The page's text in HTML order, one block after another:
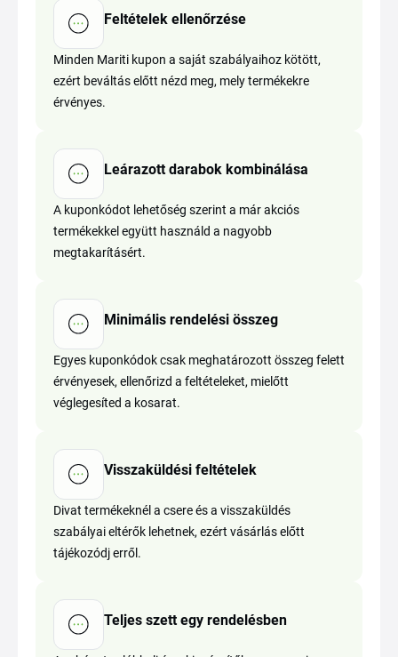
Feltételek ellenőrzése
Minden Mariti kupon a saját szabályaihoz kötött,
ezért beváltás előtt nézd meg, mely termékekre
érvényes.
Leárazott darabok kombinálása
A kuponkódot lehetőség szerint a már akciós
termékekkel együtt használd a nagyobb
megtakarításért.
Minimális rendelési összeg
Egyes kuponkódok csak meghatározott összeg felett
érvényesek, ellenőrizd a feltételeket, mielőtt
véglegesíted a kosarat.
Visszaküldési feltételek
Divat termékeknél a csere és a visszaküldés
szabályai eltérők lehetnek, ezért vásárlás előtt
tájékozódj erről.
Teljes szett egy rendelésben